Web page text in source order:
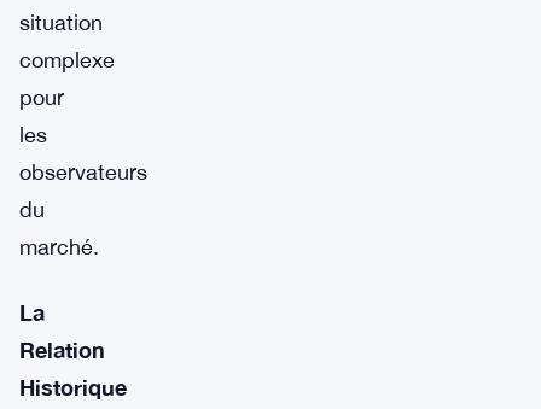
situation
complexe
pour
les
observateurs
du
marché.
La
Relation
Historique